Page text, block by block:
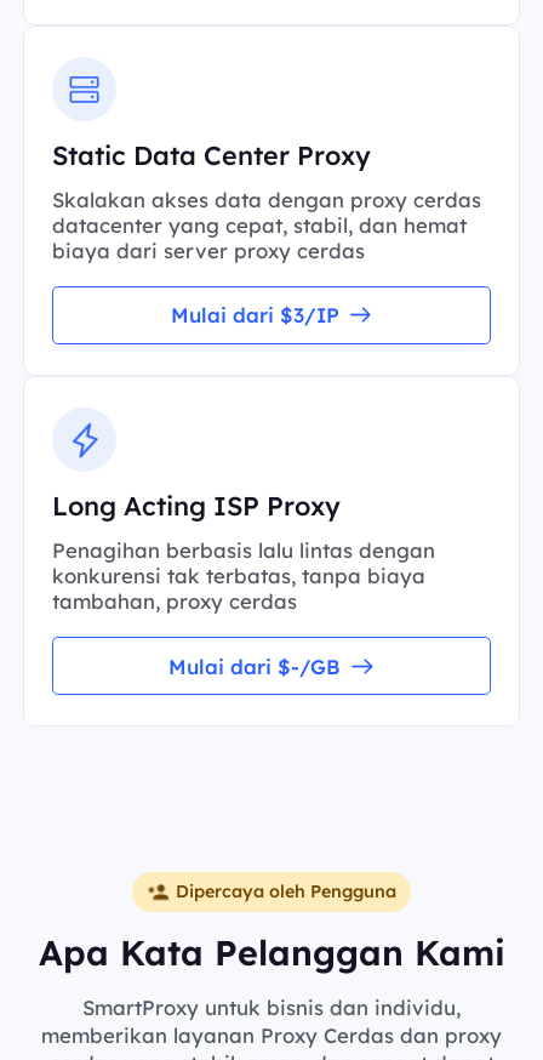
Static Data Center Proxy
Skalakan akses data dengan proxy cerdas
datacenter yang cepat, stabil, dan hemat
biaya dari server proxy cerdas
Mulai dari $3/IP
Long Acting ISP Proxy
Penagihan berbasis lalu lintas dengan
konkurensi tak terbatas, tanpa biaya
tambahan, proxy cerdas
Mulai dari $-/GB
Dipercaya oleh Pengguna
Apa Kata Pelanggan Kami
SmartProxy untuk bisnis dan individu,
memberikan layanan Proxy Cerdas dan proxy